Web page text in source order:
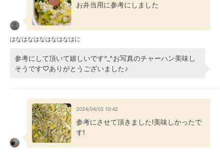
お弁当用に参考にしました
はなはなはなはなはなはに
参考にして頂いて嬉しいです^_^お写真のチャーハン美味し
そうです♡ありがとうございました♪
2024/04/02 10:42
参考にさせて頂きました!美味しかったで
す!